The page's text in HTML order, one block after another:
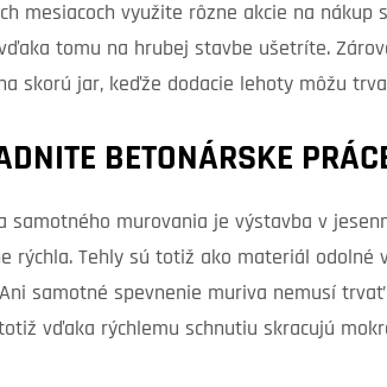
mesiacoch využite rôzne akcie na
tomu na hrubej stavbe ušetríte.
skorú jar, keďže dodacie lehoty môžu
BETONÁRSKE
samotného murovania je výstavba v
rýchla. Tehly sú totiž ako materiál
samotné spevnenie muriva nemusí
vďaka rýchlemu schnutiu skracujú